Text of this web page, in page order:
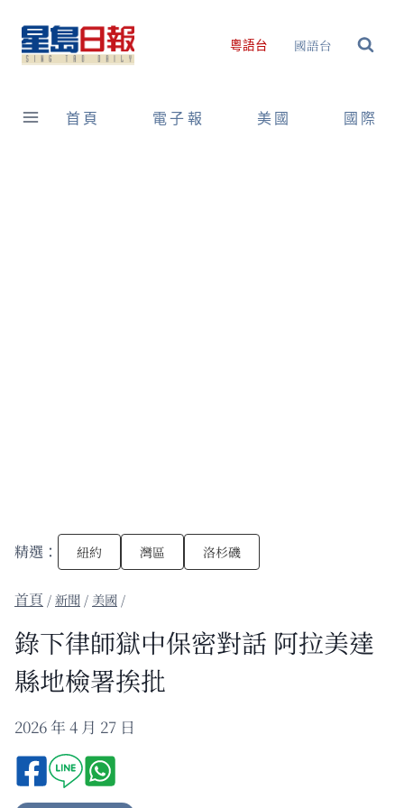
content
粵語台 國語台
首頁 電子報 美國 國際
精選： 紐約 灣區 洛杉磯
/新聞 / 美國 /
錄下律師獄中保密對話 阿拉美達
縣地檢署挨批
2026 年 4 月 27 日